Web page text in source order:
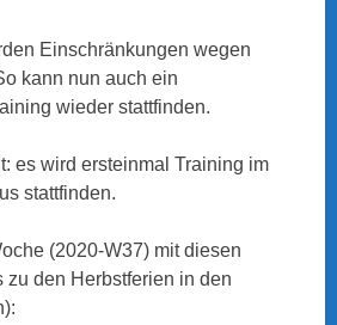
Einschränkungen wegen
kann nun auch ein
wieder stattfinden.
es wird ersteinmal Training im
stattfinden.
(2020-W37) mit diesen
zu den Herbstferien in den